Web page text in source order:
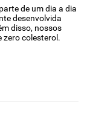
de um dia a dia
desenvolvida
disso, nossos
zero colesterol.